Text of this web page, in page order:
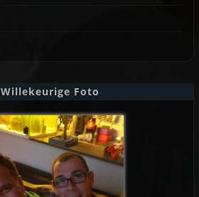
Willekeurige Foto